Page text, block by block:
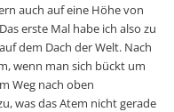
auch auf eine Höhe von
erste Mal habe ich also zu
dem Dach der Welt. Nach
wenn man sich bückt um
Weg nach oben
was das Atem nicht gerade